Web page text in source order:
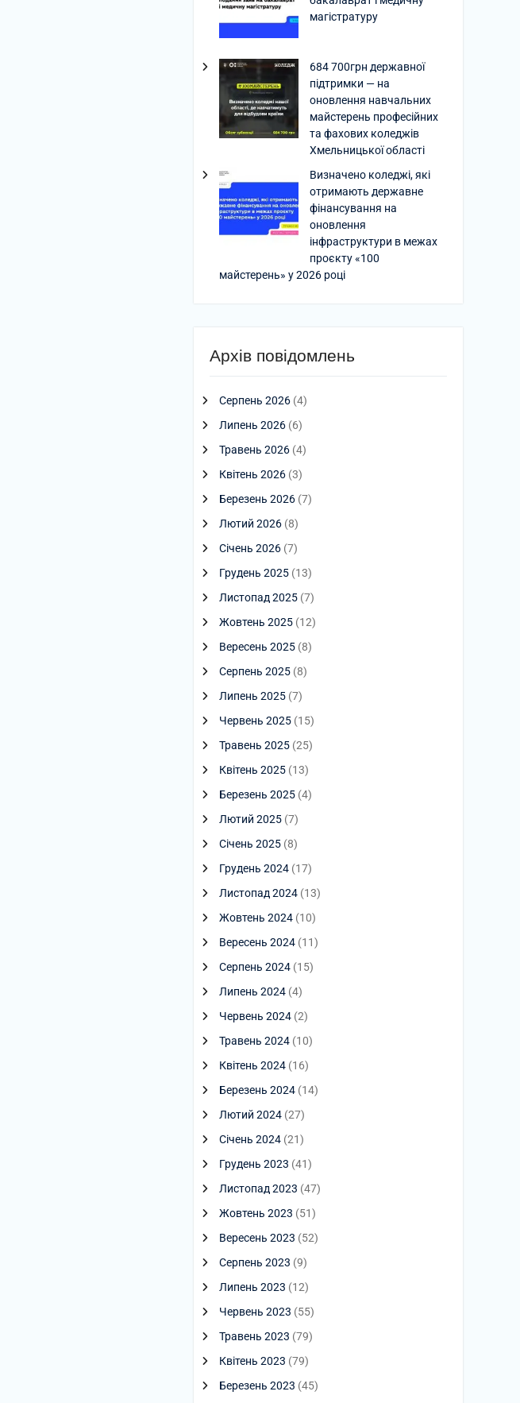
магістратуру
684 700грн державної
підтримки — на
оновлення навчальних
майстерень професійних
та фахових коледжів
Хмельницької області
Визначено коледжі, які
отримають державне
фінансування на
оновлення
інфраструктури в межах
проєкту «100
майстерень» у 2026 році
Архів повідомлень
Серпень 2026 (4)
Липень 2026 (6)
Травень 2026 (4)
Квітень 2026 (3)
Березень 2026 (7)
Лютий 2026 (8)
Січень 2026 (7)
Грудень 2025 (13)
Листопад 2025 (7)
Жовтень 2025 (12)
Вересень 2025 (8)
Серпень 2025 (8)
Липень 2025 (7)
Червень 2025 (15)
Травень 2025 (25)
Квітень 2025 (13)
Березень 2025 (4)
Лютий 2025 (7)
Січень 2025 (8)
Грудень 2024 (17)
Листопад 2024 (13)
Жовтень 2024 (10)
Вересень 2024 (11)
Серпень 2024 (15)
Липень 2024 (4)
Червень 2024 (2)
Травень 2024 (10)
Квітень 2024 (16)
Березень 2024 (14)
Лютий 2024 (27)
Січень 2024 (21)
Грудень 2023 (41)
Листопад 2023 (47)
Жовтень 2023 (51)
Вересень 2023 (52)
Серпень 2023 (9)
Липень 2023 (12)
Червень 2023 (55)
Травень 2023 (79)
Квітень 2023 (79)
Березень 2023 (45)